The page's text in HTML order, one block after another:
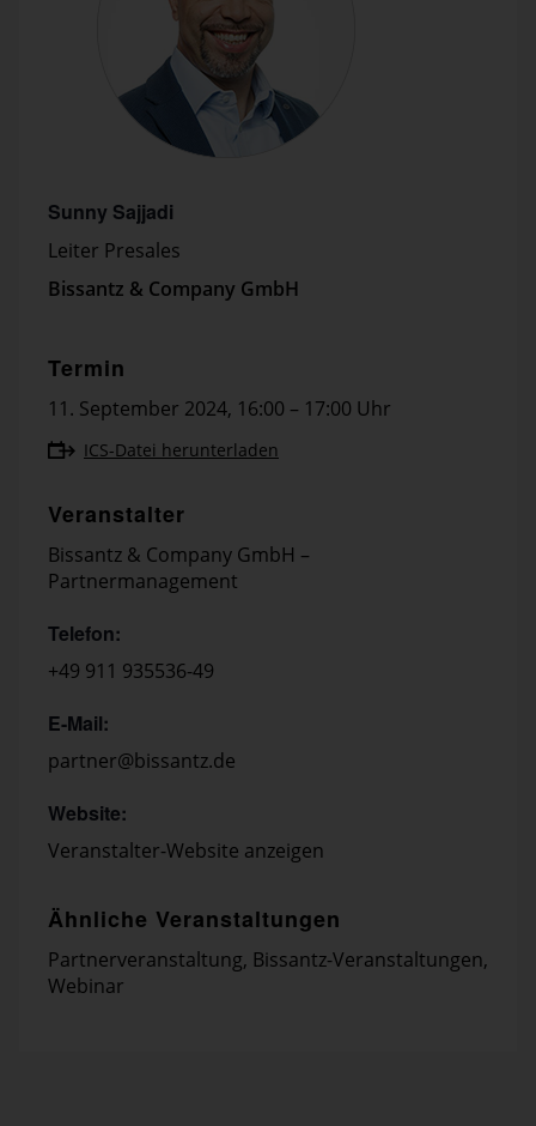
Sunny Sajjadi
Leiter Presales
Bissantz & Company GmbH
Termin
11. September 2024, 16:00 – 17:00 Uhr
ICS-Datei herunterladen
Veranstalter
Bissantz & Company GmbH –
Partnermanagement
Telefon:
+49 911 935536-49
E-Mail:
partner@bissantz.de
Website:
Veranstalter-Website anzeigen
Ähnliche Veranstaltungen
Partnerveranstaltung, Bissantz-Veranstaltungen,
Webinar